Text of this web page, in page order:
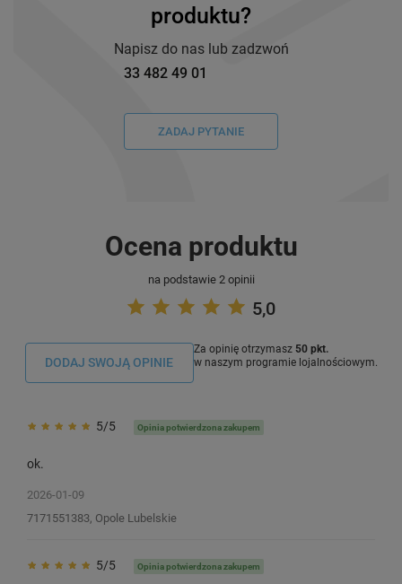
produktu?
Napisz do nas lub zadzwoń
33 482 49 01
ZADAJ PYTANIE
Ocena produktu
na podstawie 2 opinii
5,0
DODAJ SWOJĄ OPINIE
Za opinię otrzymasz 50 pkt.
w naszym programie lojalnościowym.
5/5 Opinia potwierdzona zakupem
ok.
2026-01-09
7171551383, Opole Lubelskie
5/5 Opinia potwierdzona zakupem